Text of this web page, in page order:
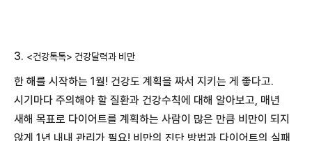
3. <건강톡톡> 건강달력과 비만
한 해를 시작하는 1월! 건강도 계획을 짜서 지키는 게 좋다고.
시기마다 주의해야 할 질환과 건강수칙에 대해 알아보고, 매년
새해 목표로 다이어트를 계획하는 사람이 많은 만큼 비만이 되지
않게 1년 내내 관리가 필요! 비만의 진단 방법과 다이어트의 실패